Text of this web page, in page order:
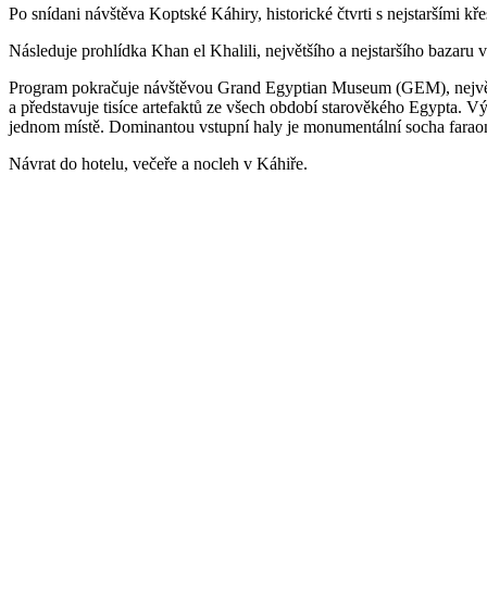
Po snídani návštěva Koptské Káhiry, historické čtvrti s nejstaršími
Následuje prohlídka Khan el Khalili, největšího a nejstaršího bazaru
Program pokračuje návštěvou Grand Egyptian Museum (GEM),
a představuje tisíce artefaktů ze všech období starověkého Egypta.
jednom místě. Dominantou vstupní haly je monumentální socha
Návrat do hotelu, večeře a nocleh v Káhiře.